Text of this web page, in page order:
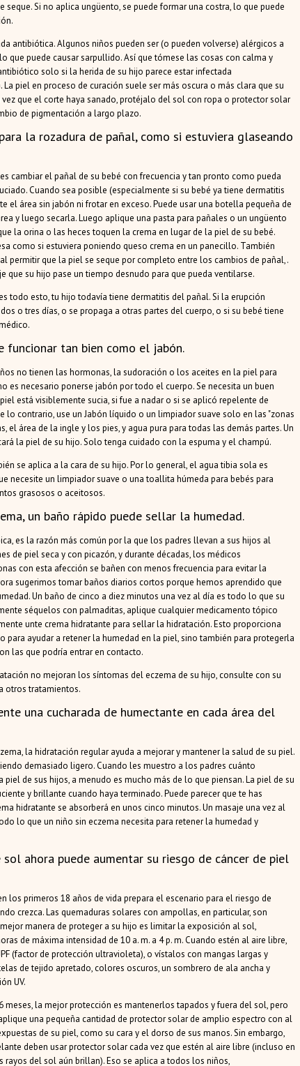
seque. Si no aplica ungüento, se puede formar una costra, lo que puede
antibiótica. Algunos niños pueden ser (o pueden volverse) alérgicos a
que puede causar sarpullido. Así que tómese las cosas con calma y
solo si la herida de su hijo parece estar infectada
piel en proceso de curación suele ser más oscura o más clara que su
que el corte haya sanado, protéjalo del sol con ropa o protector solar
de pigmentación a largo plazo.
la rozadura de pañal, como si estuviera glaseando
cambiar el pañal de su bebé con frecuencia y tan pronto como pueda
Cuando sea posible (especialmente si su bebé ya tiene dermatitis
el área sin jabón ni frotar en exceso. Puede usar una botella pequeña de
y luego secarla. Luego aplique una pasta para pañales o un ungüento
la orina o las heces toquen la crema en lugar de la piel de su bebé.
como si estuviera poniendo queso crema en un panecillo. También
permitir que la piel se seque por completo entre los cambios de pañal,.
que su hijo pase un tiempo desnudo para que pueda ventilarse.
todo esto, tu hijo todavía tiene dermatitis del pañal. Si la erupción
o tres días, o se propaga a otras partes del cuerpo, o si su bebé tiene
funcionar tan bien como el jabón.
no tienen las hormonas, la sudoración o los aceites en la piel para
es necesario ponerse jabón por todo el cuerpo. Se necesita un buen
está visiblemente sucia, si fue a nadar o si se aplicó repelente de
lo contrario, use un Jabón líquido o un limpiador suave solo en las "zonas
el área de la ingle y los pies, y agua pura para todas las demás partes. Un
la piel de su hijo. Solo tenga cuidado con la espuma y el champú.
se aplica a la cara de su hijo. Por lo general, el agua tibia sola es
necesite un limpiador suave o una toallita húmeda para bebés para
grasosos o aceitosos.
un baño rápido puede sellar la humedad.
es la razón más común por la que los padres llevan a sus hijos al
de piel seca y con picazón, y durante décadas, los médicos
con esta afección se bañen con menos frecuencia para evitar la
sugerimos tomar baños diarios cortos porque hemos aprendido que
Un baño de cinco a diez minutos una vez al día es todo lo que su
séquelos con palmaditas, aplique cualquier medicamento tópico
unte crema hidratante para sellar la hidratación. Esto proporciona
para ayudar a retener la humedad en la piel, sino también para protegerla
las que podría entrar en contacto.
no mejoran los síntomas del eczema de su hijo, consulte con su
otros tratamientos.
una cucharada de humectante en cada área del
la hidratación regular ayuda a mejorar y mantener la salud de su piel.
demasiado ligero. Cuando les muestro a los padres cuánto
piel de sus hijos, a menudo es mucho más de lo que piensan. La piel de su
y brillante cuando haya terminado. Puede parecer que te has
hidratante se absorberá en unos cinco minutos. Un masaje una vez al
lo que un niño sin eczema necesita para retener la humedad y
sol ahora puede aumentar su riesgo de cáncer de piel
los primeros 18 años de vida prepara el escenario para el riesgo de
crezca. Las quemaduras solares con ampollas, en particular, son
manera de proteger a su hijo es limitar la exposición al sol,
de máxima intensidad de 10 a. m. a 4 p. m. Cuando estén al aire libre,
(factor de protección ultravioleta), o vístalos con mangas largas y
de tejido apretado, colores oscuros, un sombrero de ala ancha y
UV.
meses, la mejor protección es mantenerlos tapados y fuera del sol, pero
una pequeña cantidad de protector solar de amplio espectro con al
de su piel, como su cara y el dorso de sus manos. Sin embargo,
deben usar protector solar cada vez que estén al aire libre (incluso en
rayos del sol aún brillan). Eso se aplica a todos los niños,